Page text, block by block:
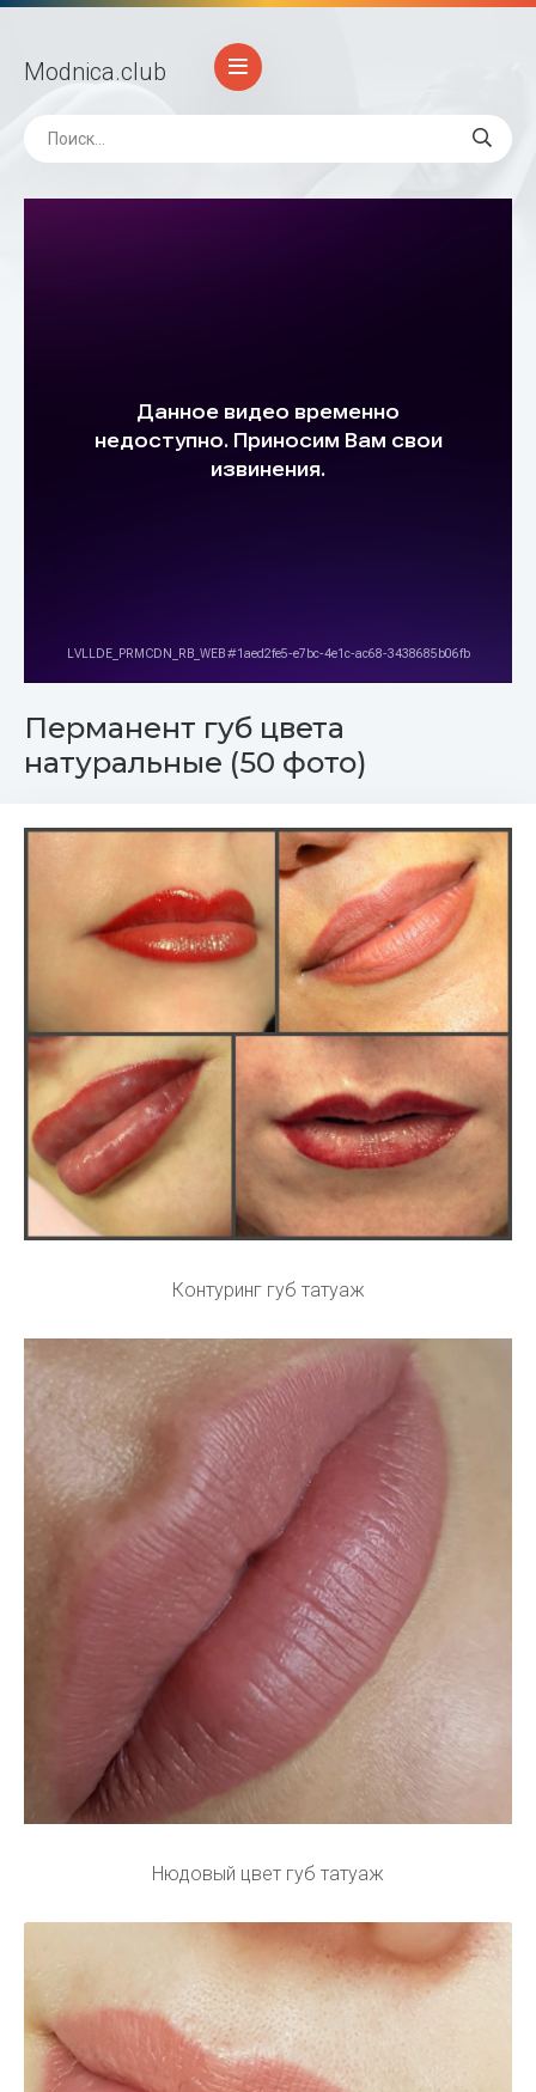
Modnica.club
Перманент губ цвета
натуральные (50 фото)
Контуринг губ татуаж
Нюдовый цвет губ татуаж